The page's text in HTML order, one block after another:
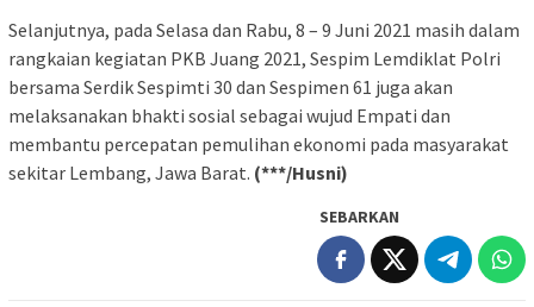
Selanjutnya, pada Selasa dan Rabu, 8 – 9 Juni 2021 masih dalam
rangkaian kegiatan PKB Juang 2021, Sespim Lemdiklat Polri
bersama Serdik Sespimti 30 dan Sespimen 61 juga akan
melaksanakan bhakti sosial sebagai wujud Empati dan
membantu percepatan pemulihan ekonomi pada masyarakat
sekitar Lembang, Jawa Barat. (***/Husni)
SEBARKAN